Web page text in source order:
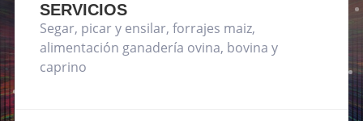
SERVICIOS
Segar, picar y ensilar, forrajes maiz,
alimentación ganadería ovina, bovina y
caprino